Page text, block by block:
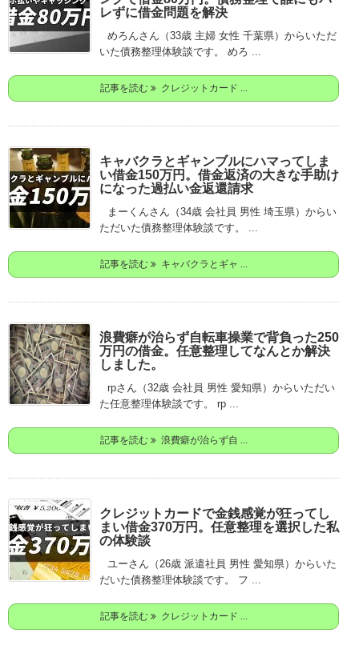
レずに借金問題を解決
めろんさん（33歳 主婦 女性 千葉県）からいただ
いた債務整理体験談です。 めろ ...
記事を読む クレジットカード ...
キャバクラとギャンブルにハマってしま
い借金150万円。借金返済の大きな手助け
になった過払い金返還請求
まーくんさん（34歳 会社員 男性 埼玉県）からい
ただいた債務整理体験談です。 ...
記事を読む キャバクラとギャ ...
浪費癖が治らず自転車操業で背負った250
万円の借金。任意整理してなんとか解決
しました。
rpさん（32歳 会社員 男性 愛知県）からいただい
た任意整理体験談です。 rp ...
記事を読む 浪費癖が治らず自 ...
クレジットカードで金銭感覚が狂ってし
まい借金370万円。任意整理を選択した私
の体験談
ユーさん（26歳 派遣社員 男性 愛知県）からいた
だいた債務整理体験談です。 フ ...
記事を読む クレジットカード ...